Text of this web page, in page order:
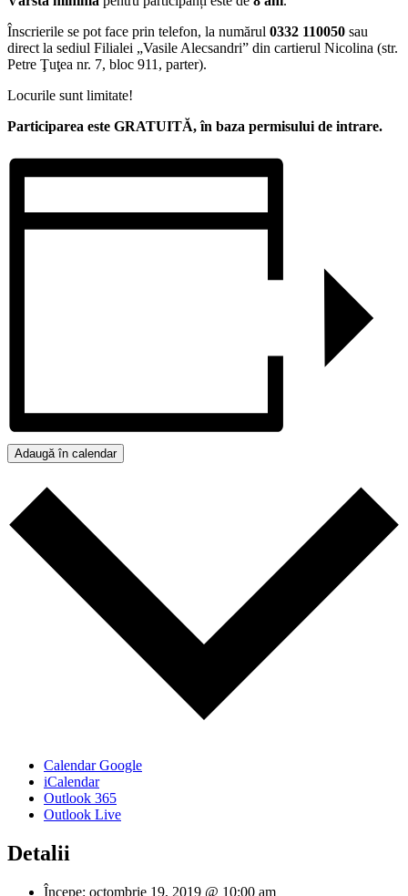
Înscrierile se pot face prin telefon, la numărul 0332 110050 sau
direct la sediul Filialei „Vasile Alecsandri” din cartierul Nicolina (str.
Petre Ţuţea nr. 7, bloc 911, parter).
Locurile sunt limitate!
Participarea este GRATUITĂ, în baza permisului de intrare.
Adaugă în calendar
Calendar Google
iCalendar
Outlook 365
Outlook Live
Detalii
Începe: octombrie 19, 2019 @ 10:00 am